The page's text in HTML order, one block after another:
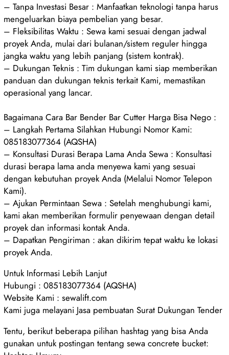
– Tanpa Investasi Besar : Manfaatkan teknologi tanpa harus
mengeluarkan biaya pembelian yang besar.
– Fleksibilitas Waktu : Sewa kami sesuai dengan jadwal
proyek Anda, mulai dari bulanan/sistem reguler hingga
jangka waktu yang lebih panjang (sistem kontrak).
– Dukungan Teknis : Tim dukungan kami siap memberikan
panduan dan dukungan teknis terkait Kami, memastikan
operasional yang lancar.
Bagaimana Cara Bar Bender Bar Cutter Harga Bisa Nego :
– Langkah Pertama Silahkan Hubungi Nomor Kami:
085183077364 (AQSHA)
– Konsultasi Durasi Berapa Lama Anda Sewa : Konsultasi
durasi berapa lama anda menyewa kami yang sesuai
dengan kebutuhan proyek Anda (Melalui Nomor Telepon
Kami).
– Ajukan Permintaan Sewa : Setelah menghubungi kami,
kami akan memberikan formulir penyewaan dengan detail
proyek dan informasi kontak Anda.
– Dapatkan Pengiriman : akan dikirim tepat waktu ke lokasi
proyek Anda.
Untuk Informasi Lebih Lanjut
Hubungi : 085183077364 (AQSHA)
Website Kami : sewalift.com
Kami juga melayani Jasa pembuatan Surat Dukungan Tender
Tentu, berikut beberapa pilihan hashtag yang bisa Anda
gunakan untuk postingan tentang sewa concrete bucket: